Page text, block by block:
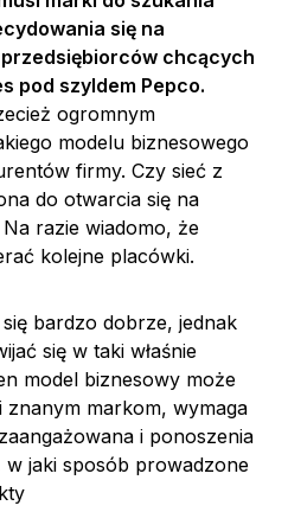
się na
chcących
pod szyldem Pepco.
ogromnym
modelu biznesowego
firmy. Czy sieć z
do otwarcia się na
razie wiadomo, że
kolejne placówki.
się bardzo dobrze, jednak
się w taki właśnie
model biznesowy może
markom, wymaga
i ponoszenia
jaki sposób prowadzone